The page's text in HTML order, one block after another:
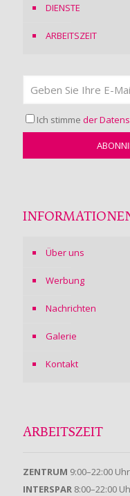
DIENSTE
ARBEITSZEIT
Ich stimme der
Über uns
Werbung
Nachrichten
Galerie
Kontakt
ARBEITSZEIT
ZENTRUM 9:00–22:00 Uhr
INTERSPAR 8:00–22:00